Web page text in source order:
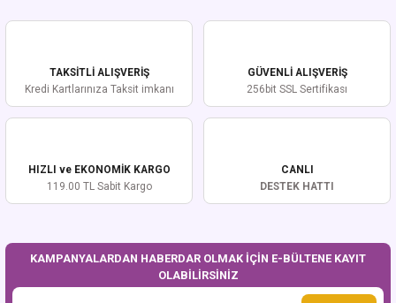
Ürün resmi kalitesiz, bozuk veya görüntülenemiyor.
Ürün fiyatı diğer sitelerden daha pahalı.
Bu ürüne benzer farklı alternatifler olmalı.
TAKSİTLİ ALIŞVERİŞ
Kredi Kartlarınıza Taksit imkanı
GÜVENLİ ALIŞVERİŞ
256bit SSL Sertifikası
HIZLI ve EKONOMİK KARGO
119.00 TL Sabit Kargo
CANLI
DESTEK HATTI
KAMPANYALARDAN HABERDAR OLMAK İÇİN E-BÜLTENE KAYIT
OLABİLİRSİNİZ